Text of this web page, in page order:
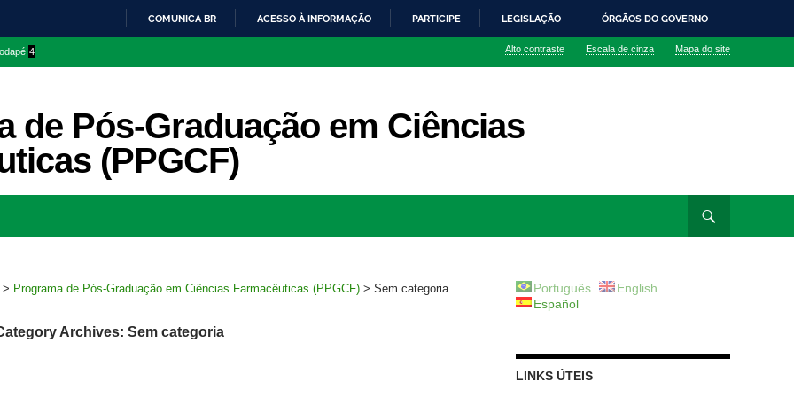
O
COMUNICA BR ACESSO À INFORMAÇÃO PARTICIPE LEGISLAÇÃO ÓRGÃOS DO GOVERNO
4 Alto contraste Escala de cinza Mapa do site
de Pós-Graduação em Ciências
(PPGCF)
> Programa de Pós-Graduação em Ciências Farmacêuticas (PPGCF) > Sem categoria
Archives: Sem categoria
Português
English
Español
LINKS ÚTEIS